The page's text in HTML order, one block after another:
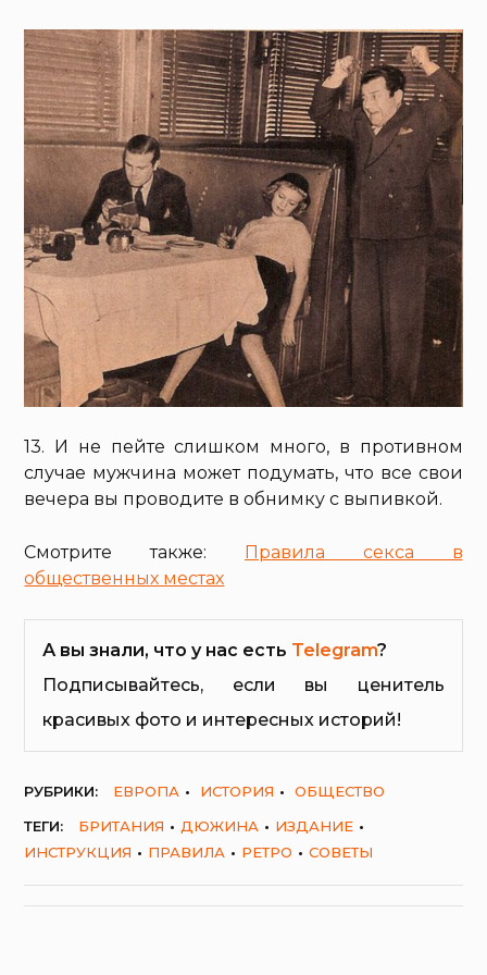
13. И не пейте слишком много, в противном
случае мужчина может подумать, что все свои
вечера вы проводите в обнимку с выпивкой.
Смотрите также:
Правила секса в
общественных местах
А вы знали, что у нас есть Telegram?
Подписывайтесь, если вы ценитель
красивых фото и интересных историй!
РУБРИКИ: ЕВРОПА ИСТОРИЯ
ОБЩЕСТВО
ТЕГИ:
БРИТАНИЯ ДЮЖИНА
ИЗДАНИЕ
ИНСТРУКЦИЯ
ПРАВИЛА РЕТРО СОВЕТЫ